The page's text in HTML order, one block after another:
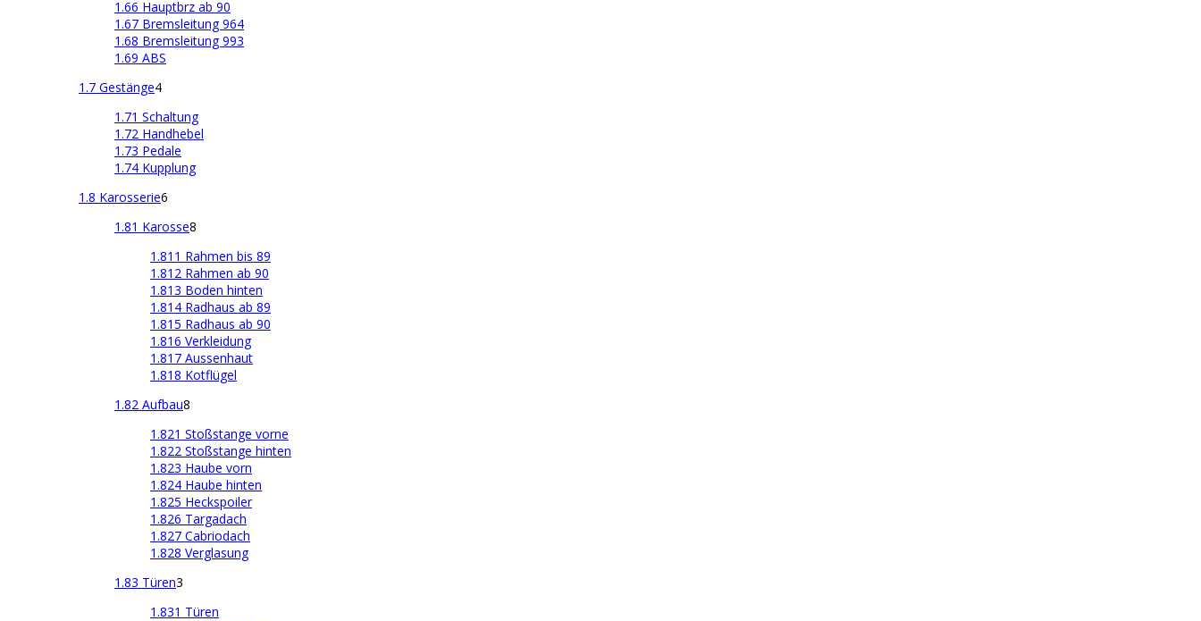
1.66 Hauptbrz ab 90
1.67 Bremsleitung 964
1.68 Bremsleitung 993
1.69 ABS
1.7 Gestänge4
1.71 Schaltung
1.72 Handhebel
1.73 Pedale
1.74 Kupplung
1.8 Karosserie6
1.81 Karosse8
1.811 Rahmen bis 89
1.812 Rahmen ab 90
1.813 Boden hinten
1.814 Radhaus ab 89
1.815 Radhaus ab 90
1.816 Verkleidung
1.817 Aussenhaut
1.818 Kotflügel
1.82 Aufbau8
1.821 Stoßstange vorne
1.822 Stoßstange hinten
1.823 Haube vorn
1.824 Haube hinten
1.825 Heckspoiler
1.826 Targadach
1.827 Cabriodach
1.828 Verglasung
1.83 Türen3
1.831 Türen